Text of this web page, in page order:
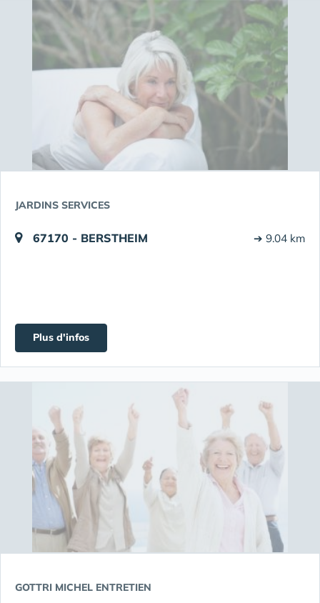
JARDINS SERVICES
67170 - BERSTHEIM ➔ 9.04 km
Plus d'infos
GOTTRI MICHEL ENTRETIEN